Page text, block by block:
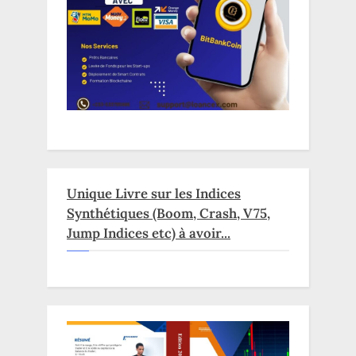
Unique Livre sur les Indices
Synthétiques (Boom, Crash, V75,
Jump Indices etc) à avoir...